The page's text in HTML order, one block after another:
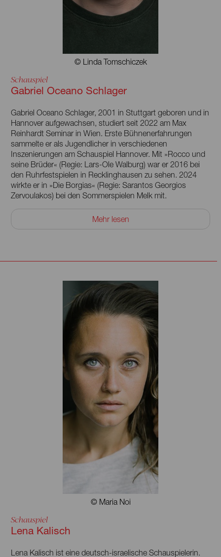
© Linda Tomschiczek
Schauspiel
Gabriel Oceano Schlager
Gabriel Oceano Schlager, 2001 in Stuttgart geboren und in
Hannover aufgewachsen, studiert seit 2022 am Max
Reinhardt Seminar in Wien. Erste Bühnenerfahrungen
sammelte er als Jugendlicher in verschiedenen
Inszenierungen am Schauspiel Hannover. Mit »Rocco und
seine Brüder« (Regie: Lars-Ole Walburg) war er 2016 bei
den Ruhrfestspielen in Recklinghausen zu sehen. 2024
wirkte er in »Die Borgias« (Regie: Sarantos Georgios
Zervoulakos) bei den Sommerspielen Melk mit.
Am Max Reinhardt Seminar spielte er zahlreiche Rollen in
Inszenierungen seiner Kolleg:innen sowie in Shakespeares
Mehr lesen
© Maria Noi
Schauspiel
Lena Kalisch
Lena Kalisch ist eine deutsch-israelische Schauspielerin.